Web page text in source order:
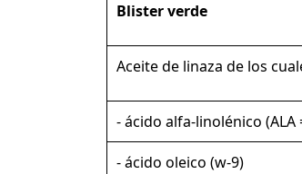
Blister verde
Aceite de linaza de los
- ácido alfa-linolénico (ALA
- ácido oleico (w-9)